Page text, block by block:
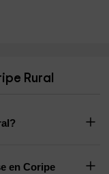
Rural
en Coripe